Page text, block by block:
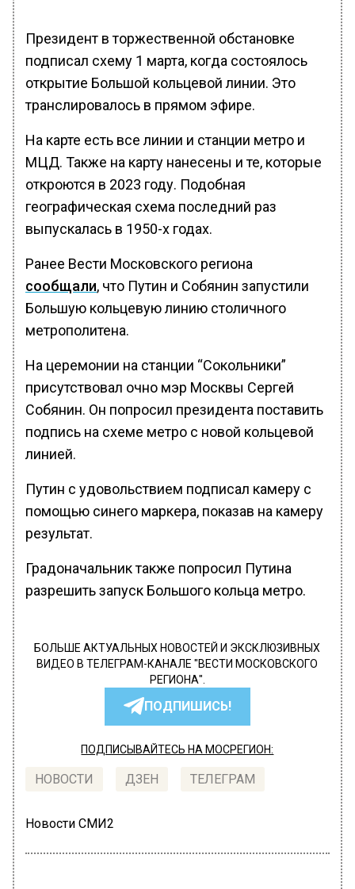
Президент в торжественной обстановке
подписал схему 1 марта, когда состоялось
открытие Большой кольцевой линии. Это
транслировалось в прямом эфире.
На карте есть все линии и станции метро и
МЦД. Также на карту нанесены и те, которые
откроются в 2023 году. Подобная
географическая схема последний раз
выпускалась в 1950-х годах.
Ранее Вести Московского региона
сообщали, что Путин и Собянин запустили
Большую кольцевую линию столичного
метрополитена.
На церемонии на станции “Сокольники”
присутствовал очно мэр Москвы Сергей
Собянин. Он попросил президента поставить
подпись на схеме метро с новой кольцевой
линией.
Путин с удовольствием подписал камеру с
помощью синего маркера, показав на камеру
результат.
Градоначальник также попросил Путина
разрешить запуск Большого кольца метро.
БОЛЬШЕ АКТУАЛЬНЫХ НОВОСТЕЙ И ЭКСКЛЮЗИВНЫХ
ВИДЕО В ТЕЛЕГРАМ-КАНАЛЕ "ВЕСТИ МОСКОВСКОГО
РЕГИОНА".
ПОДПИШИСЬ!
ПОДПИСЫВАЙТЕСЬ НА МОСРЕГИОН:
НОВОСТИ ДЗЕН ТЕЛЕГРАМ
Новости СМИ2